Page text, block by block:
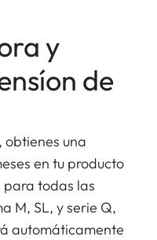
y
de
obtienes una
en tu producto
todas las
M, SL, y serie Q,
automáticamente